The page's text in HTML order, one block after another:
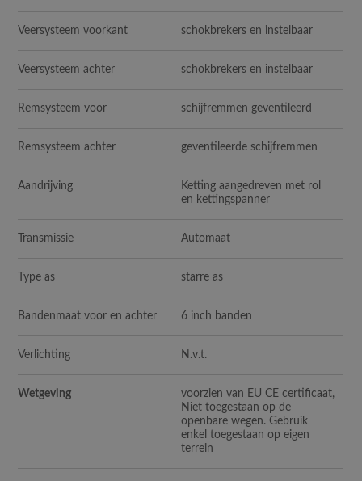
Veersysteem voorkant schokbrekers en instelbaar
Veersysteem achter schokbrekers en instelbaar
Remsysteem voor schijfremmen geventileerd
Remsysteem achter geventileerde schijfremmen
Aandrijving
Ketting aangedreven met rol
en kettingspanner
Transmissie Automaat
Type as starre as
Bandenmaat voor en achter 6 inch banden
Verlichting N.v.t.
Wetgeving
voorzien van EU CE certificaat,
Niet toegestaan op de
openbare wegen. Gebruik
enkel toegestaan op eigen
terrein